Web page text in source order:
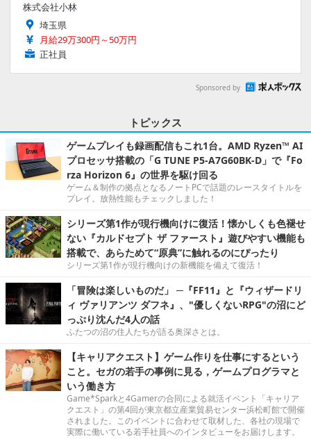
株式会社小林
埼玉県
月給29万300円～50万円
正社員
Sponsored by
トピックス
ゲームプレイも録画配信もこれ1台。AMD Ryzen™ AI
プロセッサ搭載の「G TUNE P5-A7G60BK-D」で『Fo
rza Horizon 6』の世界を駆け回る
ゲーム＆制作の拠点となるノートPCで話題のレースタイトルを
プレイ。放熱性能もチェックしました！
シリーズ第1作が現行機向けに復活！懐かしくも色褪せ
ない『カルドセプト ザ ファースト』遊びやすい機能も
搭載で、あらためて“原典”に触れるのにぴったり
シリーズ第1作が現行機向けの新機能を備えて復活！
「冒険は楽しいものだ」 ─『FF11』と『ウィザードリ
ィ ヴァリアンツ ダフネ』、"優しくないRPG"の沼にど
っぷり沈んだ4人の話
ふたつの沼の住人たちが語る奥深さとは。
【キャリアクエスト】ゲーム作りを仕事にするという
こと。セガの若手の事例に見る，ゲームプログラマと
いう働き方
Game*Sparkと4Gamerの合同による就活イベント「キャリア
クエスト」の第4回が東京都立産業貿易センター浜松町館で開催
されました。このイベントに合わせて取材した、各社の現場で
実際に働いている若手社員へのインタビューをお届けします。